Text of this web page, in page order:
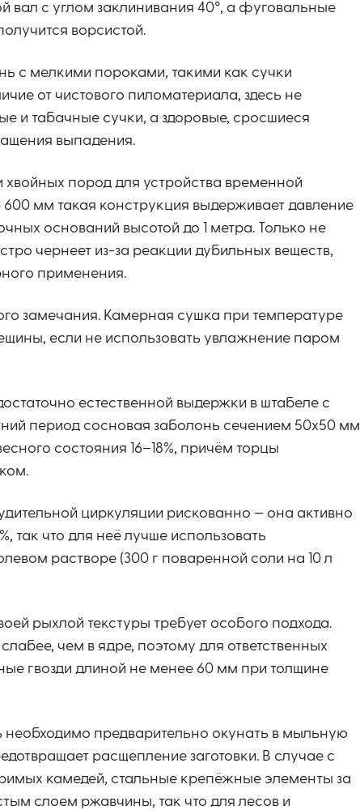
вал с углом заклинивания 40°, а фуговальные
ворсистой.
с мелкими пороками, такими как сучки
от чистового пиломатериала, здесь не
и табачные сучки, а здоровые, сросшиеся
выпадения.
пород для устройства временной
мм такая конструкция выдерживает давление
оснований высотой до 1 метра. Только не
чернеет из-за реакции дубильных веществ,
применения.
замечания. Камерная сушка при температуре
если не использовать увлажнение паром
естественной выдержки в штабеле с
период сосновая заболонь сечением 50х50 мм
состояния 16–18%, причём торцы
циркуляции рискованно — она активно
так что для неё лучше использовать
растворе (300 г поваренной соли на 10 л
рыхлой текстуры требует особого подхода.
чем в ядре, поэтому для ответственных
гвозди длиной не менее 60 мм при толщине
предварительно окунать в мыльную
расщепление заготовки. В случае с
камедей, стальные крепёжные элементы за
слоем ржавчины, так что для лесов и